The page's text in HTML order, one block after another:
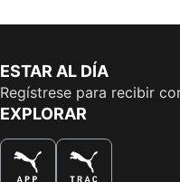
ESTAR AL DÍA
Regístrese para recibir
EXPLORAR